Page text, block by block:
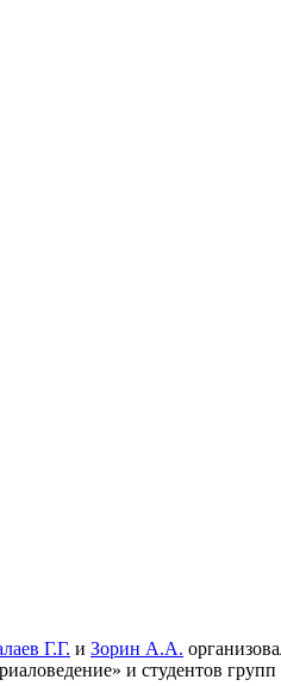
Г.Г. и Зорин А.А.
и студентов